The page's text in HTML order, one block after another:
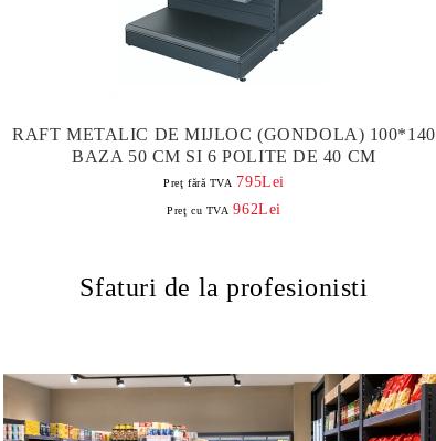
RAFT METALIC DE MIJLOC (GONDOLA) 100*140
BAZA 50 CM SI 6 POLITE DE 40 CM
Preţ fără TVA 795Lei
Preţ cu TVA 962Lei
Sfaturi de la profesionisti